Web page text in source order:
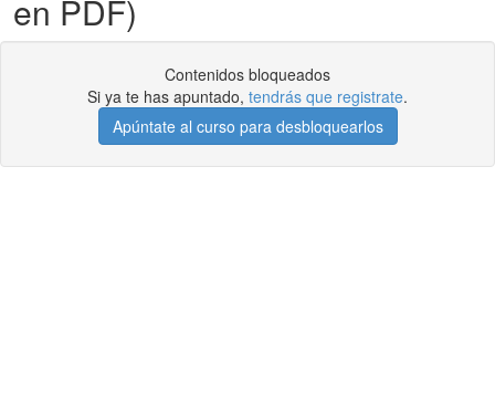
en PDF)
Contenidos bloqueados
Si ya te has apuntado, tendrás que registrate.
Apúntate al curso para desbloquearlos